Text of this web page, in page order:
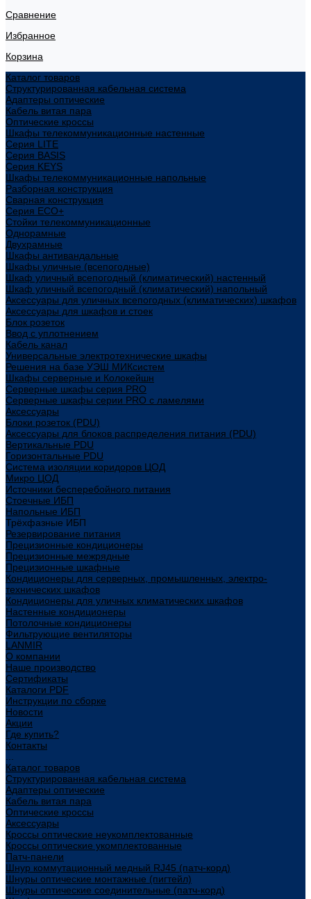
Сравнение
Избранное
Корзина
Каталог товаров
Структурированная кабельная система
Адаптеры оптические
Кабель витая пара
Оптические кроссы
Шкафы телекоммуникационные настенные
Cерия LITE
Cерия BASIS
Cерия KEYS
Шкафы телекоммуникационные напольные
Разборная конструкция
Сварная конструкция
Серия ECO+
Стойки телекоммуникационные
Однорамные
Двухрамные
Шкафы антивандальные
Шкафы уличные (всепогодные)
Шкаф уличный всепогодный (климатический) настенный
Шкаф уличный всепогодный (климатический) напольный
Аксессуары для уличных всепогодных (климатических) шкафов
Аксессуары для шкафов и стоек
Блок розеток
Ввод с уплотнением
Кабель канал
Универсальные электротехнические шкафы
Решения на базе УЭШ МИКсистем
Шкафы серверные и Колокейшн
Серверные шкафы серия PRO
Серверные шкафы серии PRO с ламелями
Аксессуары
Блоки розеток (PDU)
Аксессуары для блоков распределения питания (PDU)
Вертикальные PDU
Горизонтальные PDU
Система изоляции коридоров ЦОД
Микро ЦОД
Источники бесперебойного питания
Стоечные ИБП
Напольные ИБП
Трёхфазные ИБП
Резервирование питания
Прецизионные кондиционеры
Прецизионные межрядные
Прецизионные шкафные
Кондиционеры для серверных, промышленных, электро-
технических шкафов
Кондиционеры для уличных климатических шкафов
Настенные кондиционеры
Потолочные кондиционеры
Фильтрующие вентиляторы
LANMIR
О компании
Наше производство
Сертификаты
Каталоги PDF
Инструкции по сборке
Новости
Акции
Где купить?
Контакты
Каталог товаров
Структурированная кабельная система
Адаптеры оптические
Кабель витая пара
Оптические кроссы
Аксессуары
Кроссы оптические неукомплектованные
Кроссы оптические укомплектованные
Патч-панели
Шнур коммутационный медный RJ45 (патч-корд)
Шнуры оптические монтажные (пигтейл)
Шнуры оптические соединительные (патч-корд)